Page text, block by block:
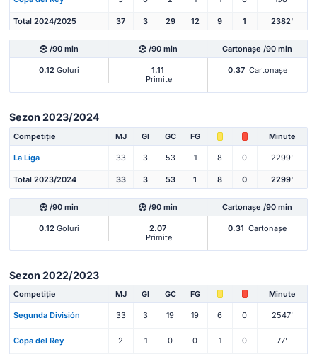
Total 2024/2025 37 3 29 12 9 1 2382'
/90 min /90 min Cartonașe /90 min
0.12Goluri
1.11
Primite
0.37 Cartonașe
Sezon 2023/2024
Competiție MJ Gl GC FG Minute
La Liga 33 3 53 1 8 0 2299'
Total 2023/2024 33 3 53 1 8 0 2299'
/90 min /90 min Cartonașe /90 min
0.12 Goluri
2.07
Primite
0.31 Cartonașe
Sezon 2022/2023
Competiție MJ Gl GC FG Minute
Segunda División 33 3 19 19 6 0 2547'
Copa del Rey 2 1 0 0 1 0 77'